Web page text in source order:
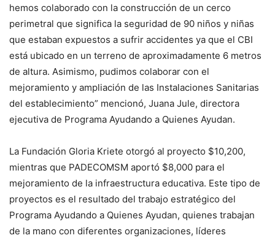
hemos colaborado con la construcción de un cerco
perimetral que significa la seguridad de 90 niños y niñas
que estaban expuestos a sufrir accidentes ya que el CBI
está ubicado en un terreno de aproximadamente 6 metros
de altura. Asimismo, pudimos colaborar con el
mejoramiento y ampliación de las Instalaciones Sanitarias
del establecimiento” mencionó, Juana Jule, directora
ejecutiva de Programa Ayudando a Quienes Ayudan.
La Fundación Gloria Kriete otorgó al proyecto $10,200,
mientras que PADECOMSM aportó $8,000 para el
mejoramiento de la infraestructura educativa. Este tipo de
proyectos es el resultado del trabajo estratégico del
Programa Ayudando a Quienes Ayudan, quienes trabajan
de la mano con diferentes organizaciones, líderes